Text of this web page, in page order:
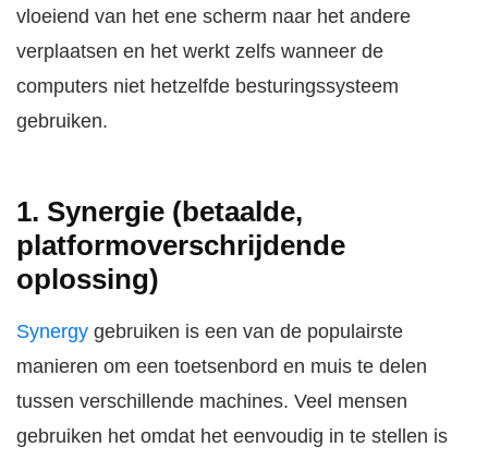
vloeiend van het ene scherm naar het andere
verplaatsen en het werkt zelfs wanneer de
computers niet hetzelfde besturingssysteem
gebruiken.
1. Synergie (betaalde,
platformoverschrijdende
oplossing)
Synergy gebruiken is een van de populairste
manieren om een toetsenbord en muis te delen
tussen verschillende machines. Veel mensen
gebruiken het omdat het eenvoudig in te stellen is